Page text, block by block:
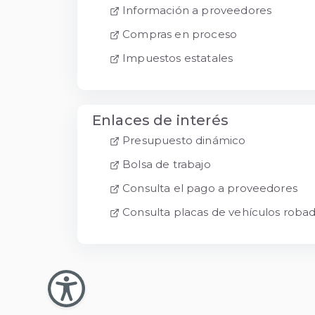
Información a proveedores
Compras en proceso
Impuestos estatales
Enlaces de interés
Presupuesto dinámico
Bolsa de trabajo
Consulta el pago a proveedores
Consulta placas de vehículos